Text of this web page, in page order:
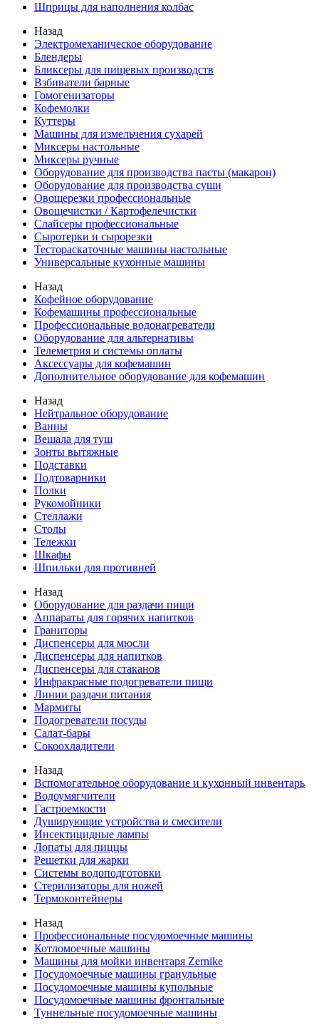
Шприцы для наполнения колбас
Назад
Электромеханическое оборудование
Блендеры
Бликсеры для пищевых производств
Взбиватели барные
Гомогенизаторы
Кофемолки
Куттеры
Машины для измельчения сухарей
Миксеры настольные
Миксеры ручные
Оборудование для производства пасты (макарон)
Оборудование для производства суши
Овощерезки профессиональные
Овощечистки / Картофелечистки
Слайсеры профессиональные
Сыротерки и сырорезки
Тестораскаточные машины настольные
Универсальные кухонные машины
Назад
Кофейное оборудование
Кофемашины профессиональные
Профессиональные водонагреватели
Оборудование для альтернативы
Телеметрия и системы оплаты
Аксессуары для кофемашин
Дополнительное оборудование для кофемашин
Назад
Нейтральное оборудование
Ванны
Вешала для туш
Зонты вытяжные
Подставки
Подтоварники
Полки
Рукомойники
Стеллажи
Столы
Тележки
Шкафы
Шпильки для противней
Назад
Оборудование для раздачи пищи
Аппараты для горячих напитков
Граниторы
Диспенсеры для мюсли
Диспенсеры для напитков
Диспенсеры для стаканов
Инфракрасные подогреватели пищи
Линии раздачи питания
Мармиты
Подогреватели посуды
Салат-бары
Сокоохладители
Назад
Вспомогательное оборудование и кухонный инвентарь
Водоумягчители
Гастроемкости
Душирующие устройства и смесители
Инсектицидные лампы
Лопаты для пиццы
Решетки для жарки
Системы водоподготовки
Стерилизаторы для ножей
Термоконтейнеры
Назад
Профессиональные посудомоечные машины
Котломоечные машины
Машины для мойки инвентаря Zernike
Посудомоечные машины гранульные
Посудомоечные машины купольные
Посудомоечные машины фронтальные
Туннельные посудомоечные машины